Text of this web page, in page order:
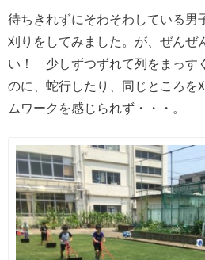
待ちきれずにそわそわしている男
刈りをしてみました。が、ぜんぜ
い！ 少しずつずれて列をまっす
のに、蛇行したり、同じところを
ムワークを感じられず・・・。